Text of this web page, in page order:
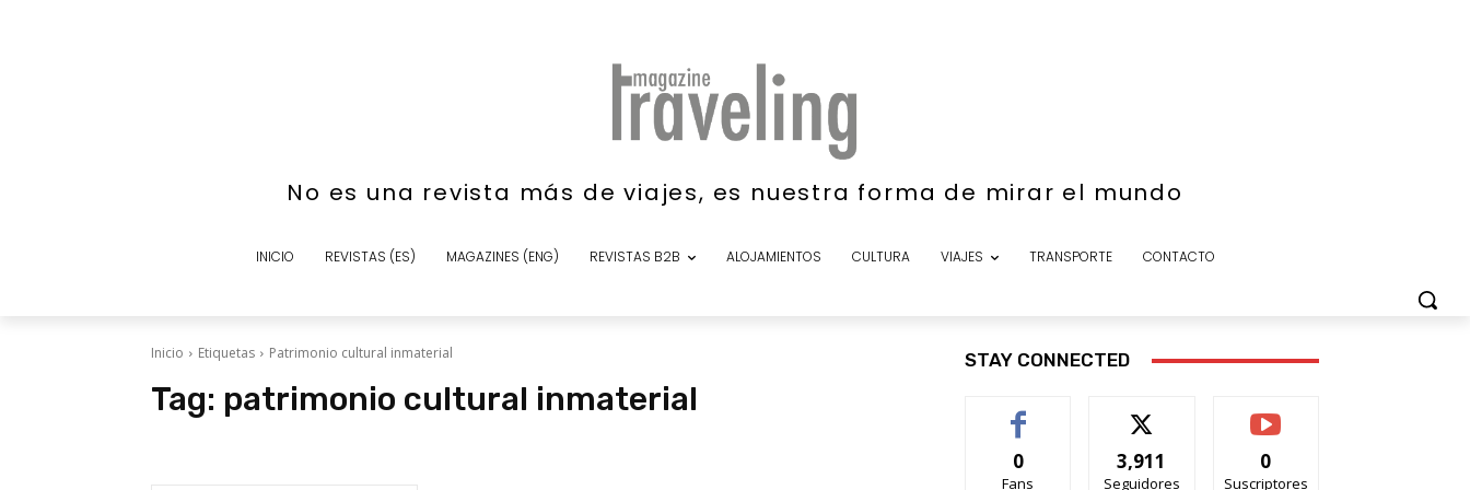
No es una revista más de viajes, es nuestra forma de mirar el mundo
INICIO REVISTAS (ES) MAGAZINES (ENG) REVISTAS B2B ALOJAMIENTOS CULTURA VIAJES TRANSPORTE CONTACTO
Inicio Etiquetas Patrimonio cultural inmaterial
Tag: patrimonio cultural inmaterial
STAY CONNECTED
0
Fans
3,911
Seguidores
0
Suscriptores